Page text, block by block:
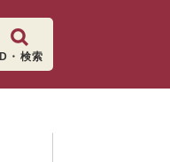
ID・検索